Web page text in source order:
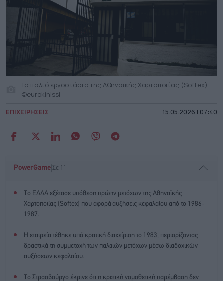
To παλιό εργοστάσιο της Αθηναϊκής Χαρτοποιίας (Softex)
©eurokinissi
ΕΠΙΧΕΙΡΗΣΕΙΣ 15.05.2026 | 07:40
PowerGame Σε 1'
Το ΕΔΔΑ εξέτασε υπόθεση πρώην μετόχων της Αθηναϊκής
Χαρτοποιίας (Softex) που αφορά αυξήσεις κεφαλαίου από το 1986-
1987.
Η εταιρεία τέθηκε υπό κρατική διαχείριση το 1983, περιορίζοντας
δραστικά τη συμμετοχή των παλαιών μετόχων μέσω διαδοχικών
αυξήσεων κεφαλαίου.
Το Στρασβούργο έκρινε ότι η κρατική νομοθετική παρέμβαση δεν